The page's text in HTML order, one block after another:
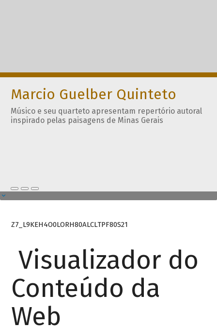
Marcio Guelber Quinteto
Músico e seu quarteto apresentam repertório autoral
inspirado pelas paisagens de Minas Gerais
Z7_L9KEH4O0LORH80ALCLTPF80S21
Visualizador do
Conteúdo da
Web